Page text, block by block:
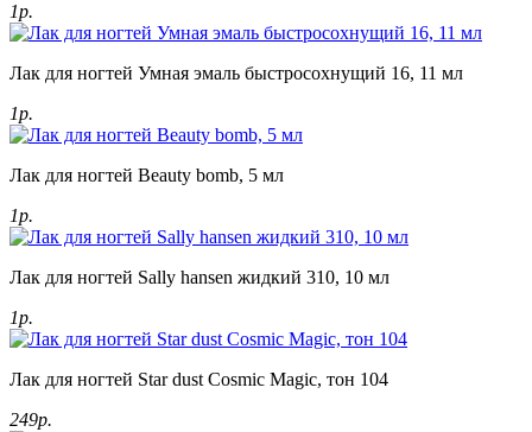
1р.
Лак для ногтей Умная эмаль быстросохнущий 16, 11 мл
1р.
Лак для ногтей Beauty bomb, 5 мл
1р.
Лак для ногтей Sally hansen жидкий 310, 10 мл
1р.
Лак для ногтей Star dust Cosmic Magic, тон 104
249р.